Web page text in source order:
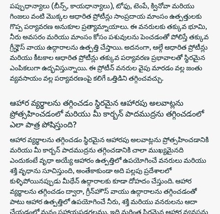
పప్పుధాన్యాలు (బీన్స్, కాయధాన్యాలు), టోఫు, టెంపే, క్వినోవా మరియు
గింజలు వంటి మొక్కల ఆధారిత ప్రోటీన్లు సాంప్రదాయ మాంసం ఉత్పత్తులకు
గొప్ప పర్యావరణ అనుకూల ప్రత్యామ్నాయాలు. ఈ వనరులకు తక్కువ భూమి,
నీరు అవసరం మరియు మాంసం కోసం పశువులను పెంచడంతో పోలిస్తే తక్కువ
గ్రీన్హౌస్ వాయు ఉద్గారాలను ఉత్పత్తి చేస్తాయి. అదనంగా, ఆల్గే ఆధారిత ప్రోటీన్లు
మరియు కీటకాల ఆధారిత ప్రోటీన్లు తక్కువ పర్యావరణ ప్రభావాలతో స్థిరమైన
ఎంపికలుగా ఉద్భవిస్తున్నాయి. ఈ ప్రోటీన్ వనరుల వైపు మారడం వల్ల జంతు
వ్యవసాయం వల్ల పర్యావరణంపై కలిగే ఒత్తిడిని తగ్గించవచ్చు.
ఆహార వ్యర్థాలను తగ్గించడం స్థిరమైన ఆహారపు అలవాట్లను
ప్రోత్సహించడంలో మరియు మీ కార్బన్ పాదముద్రను తగ్గించడంలో
ఎలా పాత్ర పోషిస్తుంది?
ఆహార వ్యర్థాలను తగ్గించడం స్థిరమైన ఆహారపు అలవాట్లను ప్రోత్సహించడానికి
మరియు మీ కార్బన్ పాదముద్రను తగ్గించడానికి చాలా ముఖ్యమైనది
ఎందుకంటే వృధా అయ్యే ఆహారం ఉత్పత్తిలో ఉపయోగించే వనరులు మరియు
శక్తి వృధాను సూచిస్తుంది, అంతేకాకుండా అది పల్లపు ప్రదేశాలలో
కుళ్ళిపోయినప్పుడు మీథేన్ ఉద్గారాలకు కూడా దోహదం చేస్తుంది. ఆహార
వ్యర్థాలను తగ్గించడం ద్వారా, గ్రీన్‌హౌస్ వాయు ఉద్గారాలను తగ్గించడంతో
పాటు ఆహార ఉత్పత్తిలో ఉపయోగించే నీరు, శక్తి మరియు వనరులను ఆదా
చేయడంలో మనం సహాయపడగలము. ఇది మరింత స్థిరమైన ఆహార వ్యవస్థను